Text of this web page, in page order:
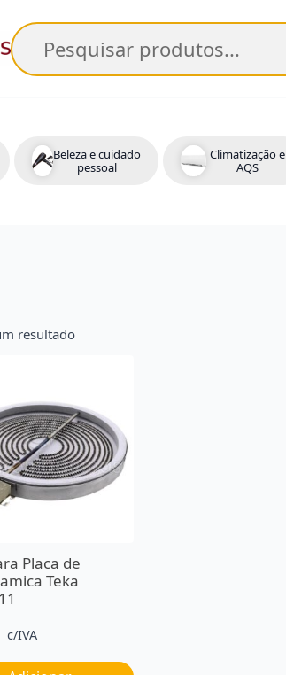
Pesquisar
Beleza e cuidado
pessoal
Climatização e
AQS
resultado
Placa de
Teka
c/IVA